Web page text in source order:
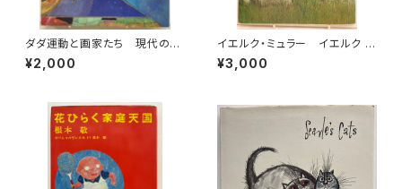
ダダ運動と画家たち 現代の絵
画16 1973年 平凡社
¥2,000
イエルク・ミュラー イエルク ・
シュタイナー うさぎのぼうけ
ん 佐々木元 訳 1978年 初
¥3,000